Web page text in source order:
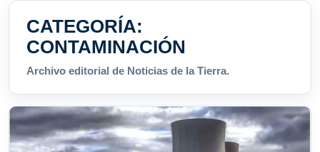
CATEGORÍA:
CONTAMINACIÓN
Archivo editorial de Noticias de la Tierra.